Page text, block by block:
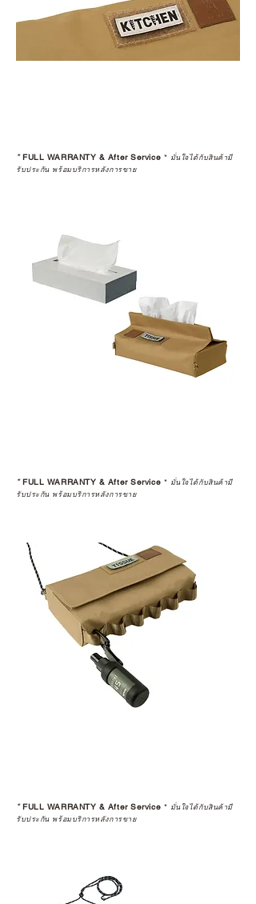
*FULL WARRANTY & After Service * มั่นใจได้กับสินค้ามี
รับประกัน พร้อมบริการหลังการขาย
*FULL WARRANTY & After Service * มั่นใจได้กับสินค้ามี
รับประกัน พร้อมบริการหลังการขาย
*FULL WARRANTY & After Service * มั่นใจได้กับสินค้ามี
รับประกัน พร้อมบริการหลังการขาย